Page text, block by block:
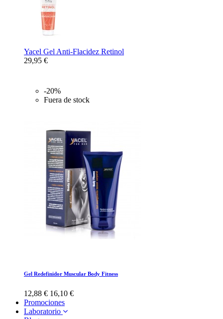
Yacel Gel Anti-Flacidez Retinol
29,95 €
-20%
Fuera de stock
Gel Redefinidor Muscular Body Fitness
12,88 € 16,10 €
Promociones
Laboratorio